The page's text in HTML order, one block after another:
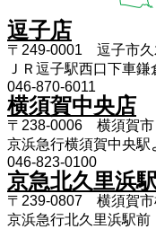
逗子店
〒249-0001 逗子市久
ＪＲ逗子駅西口下車
046-870-6011
横須賀中央店
〒238-0006 横須賀市
京浜急行横須賀中央
046-823-0100
京急北久里浜
〒239-0807 横須賀市
京浜急行北久里浜駅前